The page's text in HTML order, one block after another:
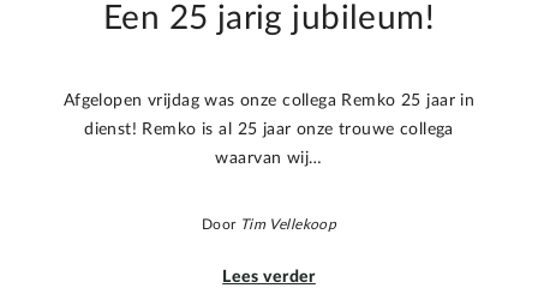
Een 25 jarig jubileum!
Afgelopen vrijdag was onze collega Remko 25 jaar in
dienst! Remko is al 25 jaar onze trouwe collega
waarvan wij…
Door Tim Vellekoop
Lees verder